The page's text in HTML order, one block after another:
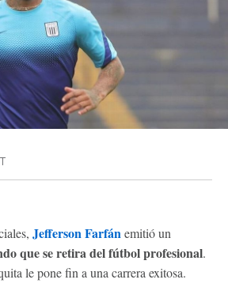
Jefferson Farfánemitió un
que se retira del fútbol profesional.
le pone fin a una carrera exitosa.